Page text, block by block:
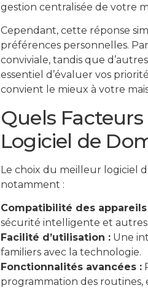
gestion centralisée de votre
Cependant, cette réponse
préférences personnelles.
conviviale, tandis que
essentiel d’évaluer vos
convient le mieux à votre
Quels
Logiciel de
Le choix du meilleur logiciel
notamment :
Compatibilité des appareils
sécurité intelligente et
Facilité d’utilisation : Une
familiers avec la technologie.
Fonctionnalités avancées :
programmation des routines,